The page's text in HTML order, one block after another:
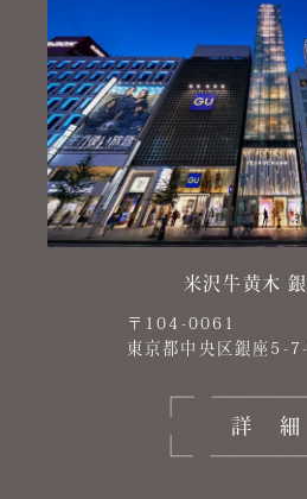
米沢牛黄木
〒104-0061
東京都中央区銀座
詳